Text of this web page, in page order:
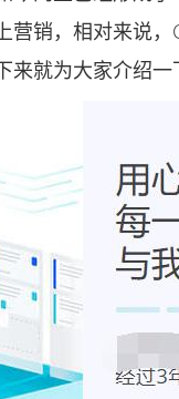
销，相对来说，
就为大家介绍一